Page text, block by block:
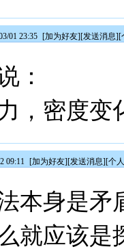
01 23:35 [加为好友][发送消息][
：
，密度变
09:11 [加为好友][发送消息][个
本身是矛
就应该